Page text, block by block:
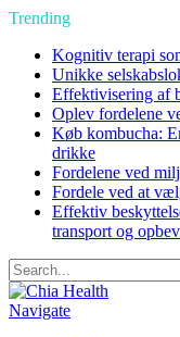
Trending
Kognitiv terapi
Unikke
Effektivisering af
Oplev fordelene
Køb kombucha:
drikke
Fordelene ved
Fordele ved at
Effektiv
transport og
Navigate